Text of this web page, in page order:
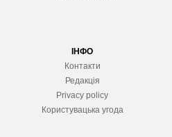
ІНФО
Контакти
Редакція
Privacy policy
Користувацька угода